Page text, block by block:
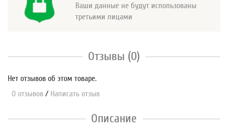
Ваши данные не будут использованы
третьими лицами
Отзывы (0)
Нет отзывов об этом товаре.
0 отзывов / Написать отзыв
Описание